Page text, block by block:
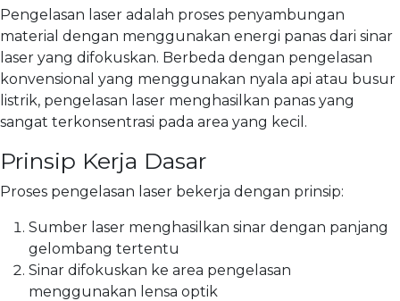
Pengelasan laser adalah proses penyambungan
material dengan menggunakan energi panas dari sinar
laser yang difokuskan. Berbeda dengan pengelasan
konvensional yang menggunakan nyala api atau busur
listrik, pengelasan laser menghasilkan panas yang
sangat terkonsentrasi pada area yang kecil.
Prinsip Kerja Dasar
Proses pengelasan laser bekerja dengan prinsip:
Sumber laser menghasilkan sinar dengan panjang
gelombang tertentu
Sinar difokuskan ke area pengelasan
menggunakan lensa optik